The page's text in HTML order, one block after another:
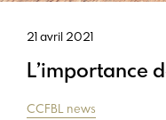
21 avril 2021
L’importance
CCFBL news